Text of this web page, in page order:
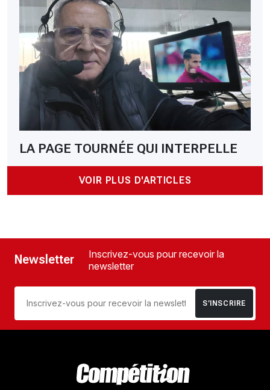
LA PAGE TOURNÉE QUI INTERPELLE
VOIR PLUS D'ARTICLES
Newsletter
Inscrivez-vous pour recevoir la
newsletter
S’INSCRIRE